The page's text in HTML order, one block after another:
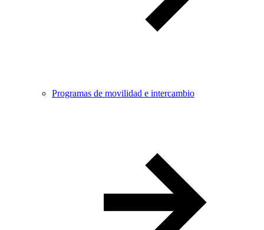
Programas de movilidad e intercambio